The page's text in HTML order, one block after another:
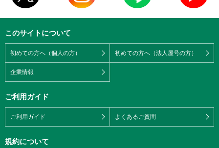
このサイトについて
初めての方へ（個人の方） 初めての方へ（法人屋号の方）
企業情報
ご利用ガイド
ご利用ガイド よくあるご質問
規約について